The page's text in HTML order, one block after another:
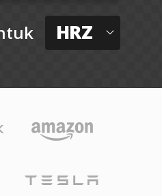
HRZ